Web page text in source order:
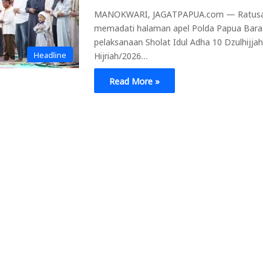
Headline
MANOKWARI, JAGATPAPUA.com —
memadati halaman apel Polda Papua
pelaksanaan Sholat Idul Adha 10
Hijriah/2026…
Read More »